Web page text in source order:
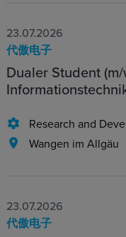
23.07.2026
代傲电子
Dualer Student
Research and
Wangen im Allgäu
23.07.2026
代傲电子